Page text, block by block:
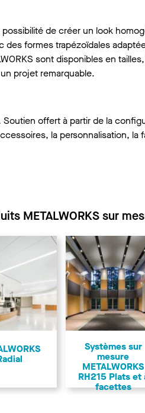
possibilité de créer un look
formes trapézoïdales
sont disponibles en
projet remarquable.
offert à partir de la
la personnalisation, la
METALWORKS sur
Systèmes sur
mesure
METALWORKS
RH215 Plats et
facettes